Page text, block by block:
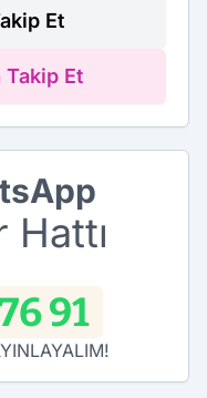
Et
Et
Hattı
91